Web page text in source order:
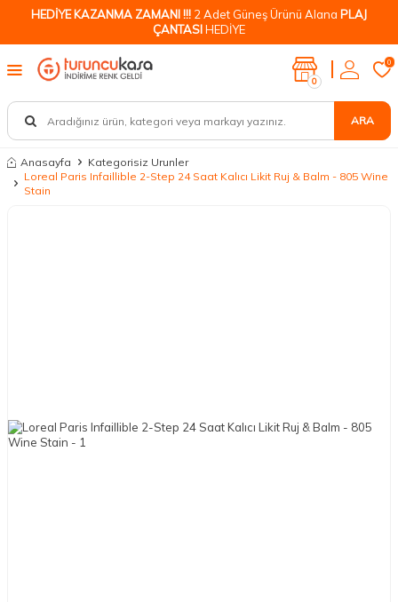
HEDİYE KAZANMA ZAMANI !!! 2 Adet Güneş Ürünü Alana PLAJ
ÇANTASIHEDİYE
ARA
0
0
Anasayfa
Kategorisiz Urunler
Loreal Paris Infaillible 2-Step 24 Saat Kalıcı Likit Ruj & Balm - 805 Wine
Stain